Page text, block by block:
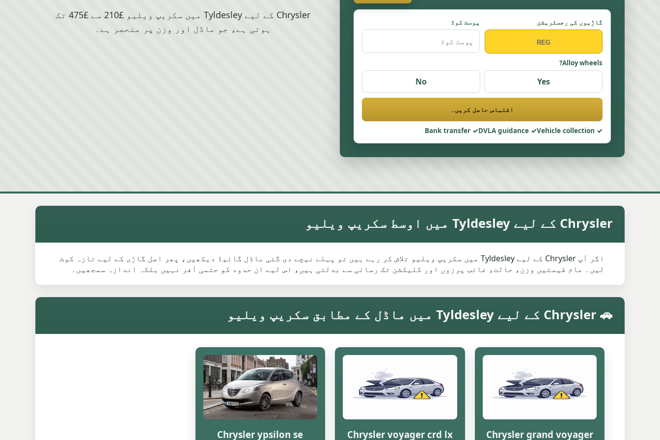
گاڑیوں کی رجسٹریشن پوسٹ کوڈ
Alloy wheels?
Yes
No
اقتباس حاصل کریں۔
Vehicle collection
DVLA guidance
Bank transfer
Chrysler کے لیے Tyldesley میں سکریپ ویلیو £210 سے £475 تک
ہوتی ہے، جو ماڈل اور وزن پر منحصر ہے۔
Chrysler کے لیے Tyldesley میں اوسط سکریپ ویلیو
اگر آپ Chrysler کے لیے Tyldesley میں سکریپ ویلیو تلاش کر رہے ہیں تو پہلے نیچے دی گئی ماڈل گائیڈ دیکھیں، پھر اصل گاڑی کے لیے تازہ کوٹ
لیں۔ عام قیمتیں وزن، حالت، غائب پرزوں اور کلیکشن تک رسائی سے بدلتی ہیں، اس لیے ان حدود کو حتمی آفر نہیں بلکہ اندازہ سمجھیں۔
🚗 Chrysler کے لیے Tyldesley میں ماڈل کے مطابق سکریپ ویلیو
Chrysler grand voyager
Chrysler voyager crd lx
Chrysler ypsilon se